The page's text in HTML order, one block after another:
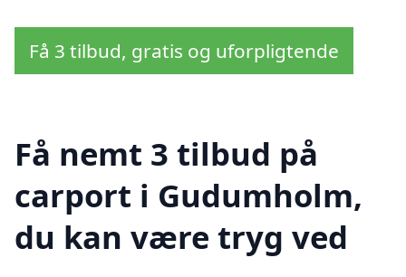
Få 3 tilbud, gratis og uforpligtende
Få nemt 3 tilbud på
carport i Gudumholm,
du kan være tryg ved